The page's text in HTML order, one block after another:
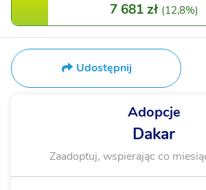
7 681 zł (12,8%)
Udostępnij
Adopcje
Dakar
Zaadoptuj, wspierając co